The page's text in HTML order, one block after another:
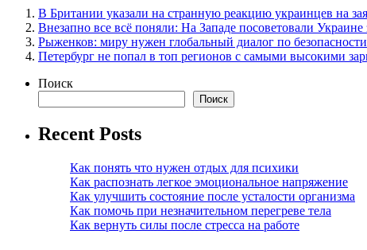
В Британии указали на странную реакцию украинцев на
Внезапно все всё поняли: На Западе посоветовали
Рыженков: миру нужен глобальный диалог по безопасности
Петербург не попал в топ регионов с самыми высокими
Поиск
Поиск
Recent Posts
Как понять что нужен отдых для психики
Как распознать легкое эмоциональное напряжение
Как улучшить состояние после усталости организма
Как помочь при незначительном перегреве тела
Как вернуть силы после стресса на работе